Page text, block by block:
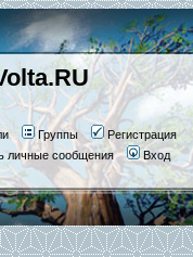
Группы
Регистрация
личные сообщения Вход